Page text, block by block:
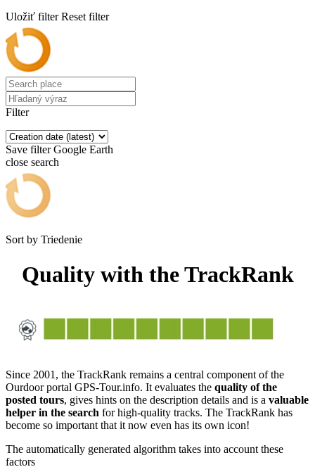
Uložiť filter Reset filter
Filter
Save filter Google Earth
close search
Sort by Triedenie
Quality with the TrackRank
Since 2001, the TrackRank remains a central component of the
Ourdoor portal GPS-Tour.info. It evaluates the quality of the
posted tours, gives hints on the description details and is a valuable
helper in the search for high-quality tracks. The TrackRank has
become so important that it now even has its own icon!
The automatically generated algorithm takes into account these
factors